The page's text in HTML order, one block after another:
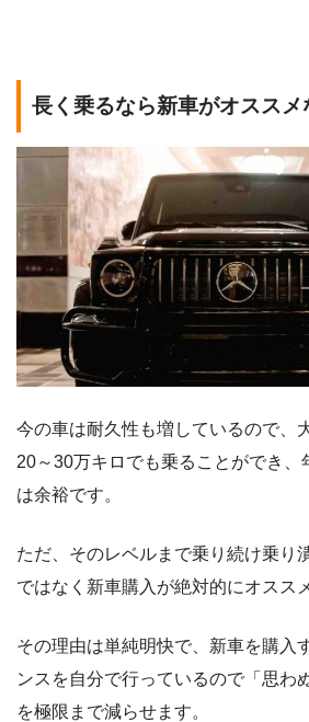
長く乗るなら新車がオススメ
今の車は耐久性も増しているので、
20～30万キロでも乗ることができ、
は余裕です。
ただ、そのレベルまで乗り続け乗り
ではなく新車購入が絶対的にオスス
その理由は単純明快で、新車を購入
ンスを自分で行っているので「思わ
を極限まで減らせます。